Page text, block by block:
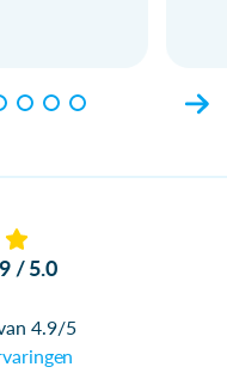
/ 5.0
4.9/5